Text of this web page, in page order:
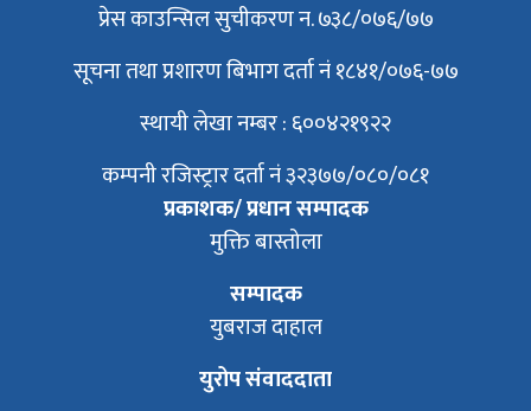
प्रेस काउन्सिल सुचीकरण न. ७३८/०७६/७७
सूचना तथा प्रशारण बिभाग दर्ता नं १८४१/०७६-७७
स्थायी लेखा नम्बर : ६००४२१९२२
कम्पनी रजिस्ट्रार दर्ता नं ३२३७७/०८०/०८१
प्रकाशक/ प्रधान सम्पादक
मुक्ति बास्तोला
सम्पादक
युबराज दाहाल
युरोप संवाददाता